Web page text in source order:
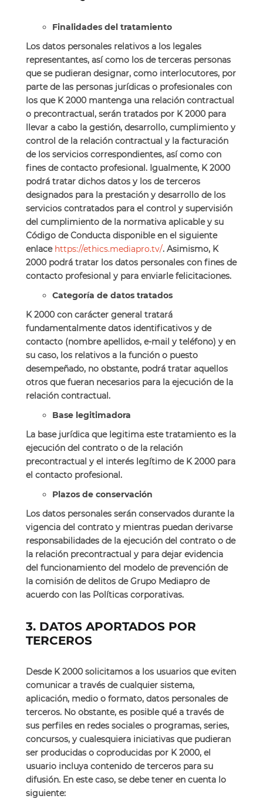
Finalidades del tratamiento
Los datos personales relativos a los legales
representantes, así como los de terceras personas
que se pudieran designar, como interlocutores, por
parte de las personas jurídicas o profesionales con
los que K 2000 mantenga una relación contractual
o precontractual, serán tratados por K 2000 para
llevar a cabo la gestión, desarrollo, cumplimiento y
control de la relación contractual y la facturación
de los servicios correspondientes, así como con
fines de contacto profesional. Igualmente, K 2000
podrá tratar dichos datos y los de terceros
designados para la prestación y desarrollo de los
servicios contratados para el control y supervisión
del cumplimiento de la normativa aplicable y su
Código de Conducta disponible en el siguiente
enlace https://ethics.mediapro.tv/. Asimismo, K
2000 podrá tratar los datos personales con fines de
contacto profesional y para enviarle felicitaciones.
Categoría de datos tratados
K 2000 con carácter general tratará
fundamentalmente datos identificativos y de
contacto (nombre apellidos, e-mail y teléfono) y en
su caso, los relativos a la función o puesto
desempeñado, no obstante, podrá tratar aquellos
otros que fueran necesarios para la ejecución de la
relación contractual.
Base legitimadora
La base jurídica que legitima este tratamiento es la
ejecución del contrato o de la relación
precontractual y el interés legítimo de K 2000 para
el contacto profesional.
Plazos de conservación
Los datos personales serán conservados durante la
vigencia del contrato y mientras puedan derivarse
responsabilidades de la ejecución del contrato o de
la relación precontractual y para dejar evidencia
del funcionamiento del modelo de prevención de
la comisión de delitos de Grupo Mediapro de
acuerdo con las Políticas corporativas.
3. DATOS APORTADOS POR
TERCEROS
Desde K 2000 solicitamos a los usuarios que eviten
comunicar a través de cualquier sistema,
aplicación, medio o formato, datos personales de
terceros. No obstante, es posible qué a través de
sus perfiles en redes sociales o programas, series,
concursos, y cualesquiera iniciativas que pudieran
ser producidas o coproducidas por K 2000, el
usuario incluya contenido de terceros para su
difusión. En este caso, se debe tener en cuenta lo
siguiente: